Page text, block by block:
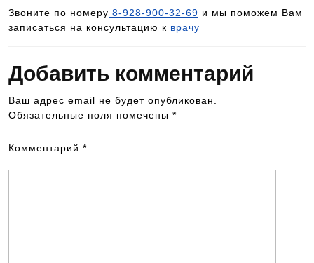
Звоните по номеру 8-928-900-32-69 и мы поможем Вам
записаться на консультацию к врачу
Добавить комментарий
Ваш адрес email не будет опубликован.
Обязательные поля помечены *
Комментарий *